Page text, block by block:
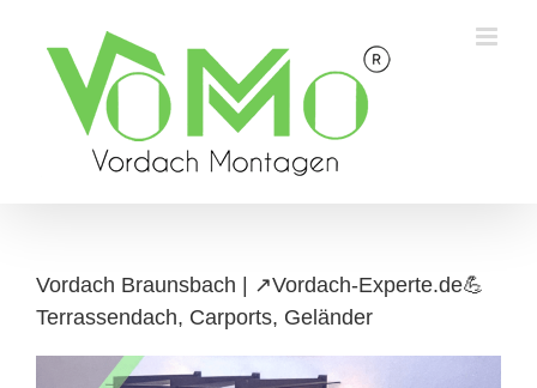
content
Vordach Braunsbach | ↗️Vordach-Experte.de💪
Terrassendach, Carports, Geländer